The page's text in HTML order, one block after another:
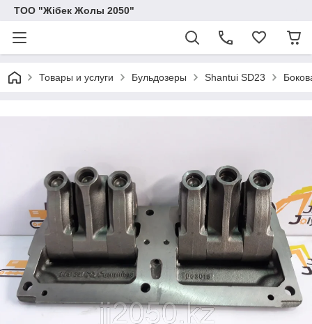
ТОО "Жібек Жолы 2050"
Товары и услуги Бульдозеры Shantui SD23